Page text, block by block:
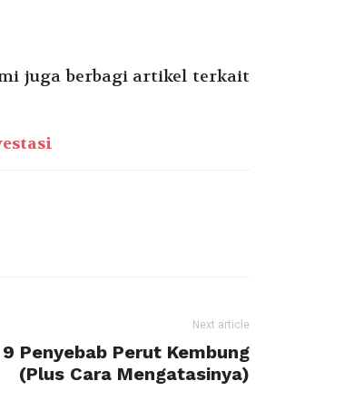
juga berbagi artikel terkait
Next article
9 Penyebab Perut Kembung
(Plus Cara Mengatasinya)